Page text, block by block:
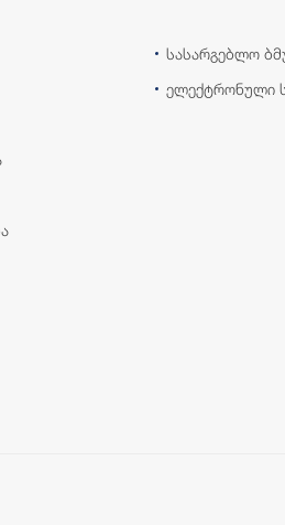
სასარგებლო
ელექტრონული